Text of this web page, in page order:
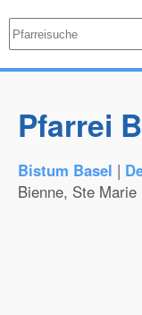
Pfarrei
Bistum Basel |
Bienne, Ste Marie